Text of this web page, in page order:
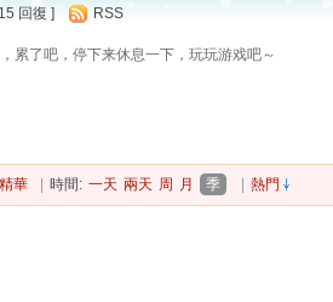
回復 ] RSS
累了吧，停下来休息一下，玩玩游戏吧～
精華 時間: 一天 兩天 周 月 季 熱門